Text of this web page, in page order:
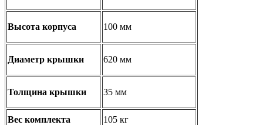
Высота корпуса 100 мм
Диаметр крышки 620 мм
Толщина крышки 35 мм
Вес комплекта 105 кг